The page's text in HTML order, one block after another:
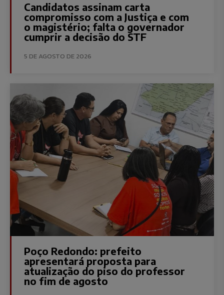
Candidatos assinam carta
compromisso com a Justiça e com
o magistério; falta o governador
cumprir a decisão do STF
5 DE AGOSTO DE 2026
Poço Redondo: prefeito
apresentará proposta para
atualização do piso do professor
no fim de agosto